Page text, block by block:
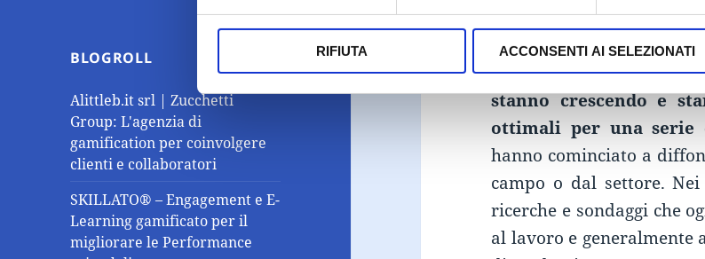
RIFIUTA ACCONSENTI AI SELEZIONATI
BLOGROLL
Alittleb.it srl | Zucchetti
Group: L'agenzia di
gamification per coinvolgere
clienti e collaboratori
SKILLATO® – Engagement e E-
Learning gamificato per il
migliorare le Performance
A prescindere dal
chiara e
come le dinamiche di
stanno crescendo e
ottimali per una serie
hanno cominciato a
campo o dal settore.
ricerche e sondaggi che
al lavoro e